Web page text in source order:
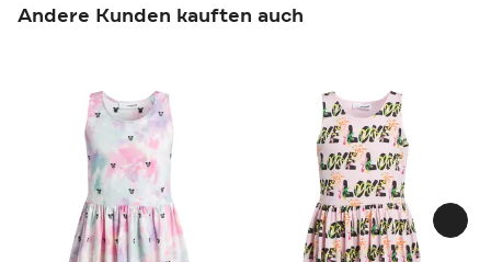
Andere Kunden kauften auch